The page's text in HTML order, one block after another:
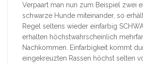
Verpaart man nun zum Beispiel zwei
schwarze Hunde miteinander, so
Regel seltens wieder einfarbig
erhalten höchstwahrscheinlich
Nachkommen. Einfarbigkeit kommt
eingekreuzten Rassen höchst selten